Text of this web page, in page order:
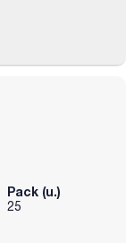
Pack (u.)
25